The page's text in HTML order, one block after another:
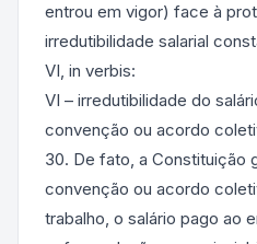
entrou em vigor) face à
irredutibilidade salarial
VI, in verbis:
VI – irredutibilidade do
convenção ou acordo
30. De fato, a Constituição
convenção ou acordo
trabalho, o salário pago ao